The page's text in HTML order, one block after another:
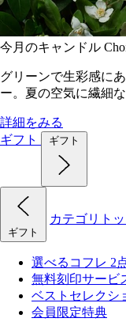
今月のキャンドル
グリーンで生彩感に
ー。夏の空気に繊細
詳細をみる
ギフト
ギフト
ギフト
カテゴリト
選べるコフレ 2
無料刻印サービ
ベストセレクシ
会員限定特典